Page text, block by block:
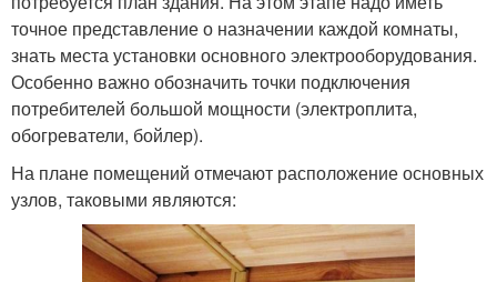
точное представление о назначении каждой комнаты,
знать места установки основного электрооборудования.
Особенно важно обозначить точки подключения
потребителей большой мощности (электроплита,
обогреватели, бойлер).
На плане помещений отмечают расположение основных
узлов, таковыми являются: